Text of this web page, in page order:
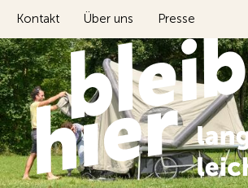
Kontakt Über uns Presse